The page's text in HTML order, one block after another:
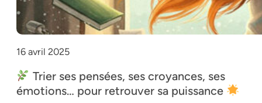
16 avril 2025
Trier ses pensées, ses croyances, ses
émotions… pour retrouver sa puissance